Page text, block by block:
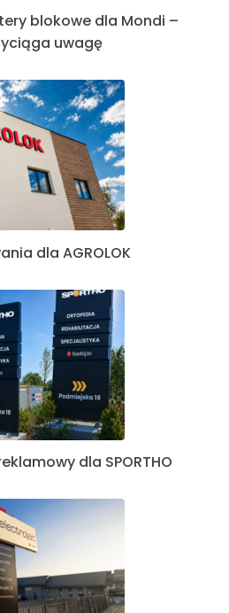
blokowe dla Mondi –
uwagę
dla AGROLOK
dla SPORTHO